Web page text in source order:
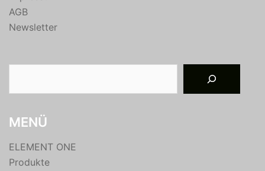
AGB
Newsletter
MENÜ
ELEMENT ONE
Produkte